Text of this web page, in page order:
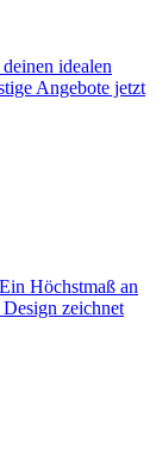
idealen
Angebote jetzt
Höchstmaß an
zeichnet